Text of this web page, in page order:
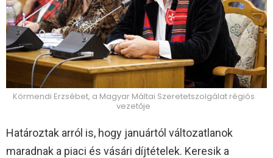
Körmendi Erzsébet, a Magyar Máltai Szeretetszolgálat régiós
vezetője
Határoztak arról is, hogy januártól változatlanok
maradnak a piaci és vásári díjtételek. Keresik a